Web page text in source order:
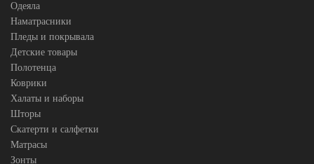
Одеяла
Наматрасники
Пледы и покрывала
Детские товары
Полотенца
Коврики
Халаты и наборы
Шторы
Скатерти и салфетки
Матрасы
Зонты